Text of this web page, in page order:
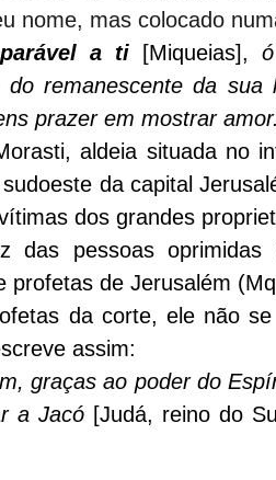
nome, mas colocado
a ti [Miqueias],
remanescente da sua
prazer em mostrar amor.
aldeia situada no
da capital
dos grandes
das pessoas
profetas de Jerusalém
da corte, ele não
assim:
graças ao poder do
a Jacó [Judá, reino do